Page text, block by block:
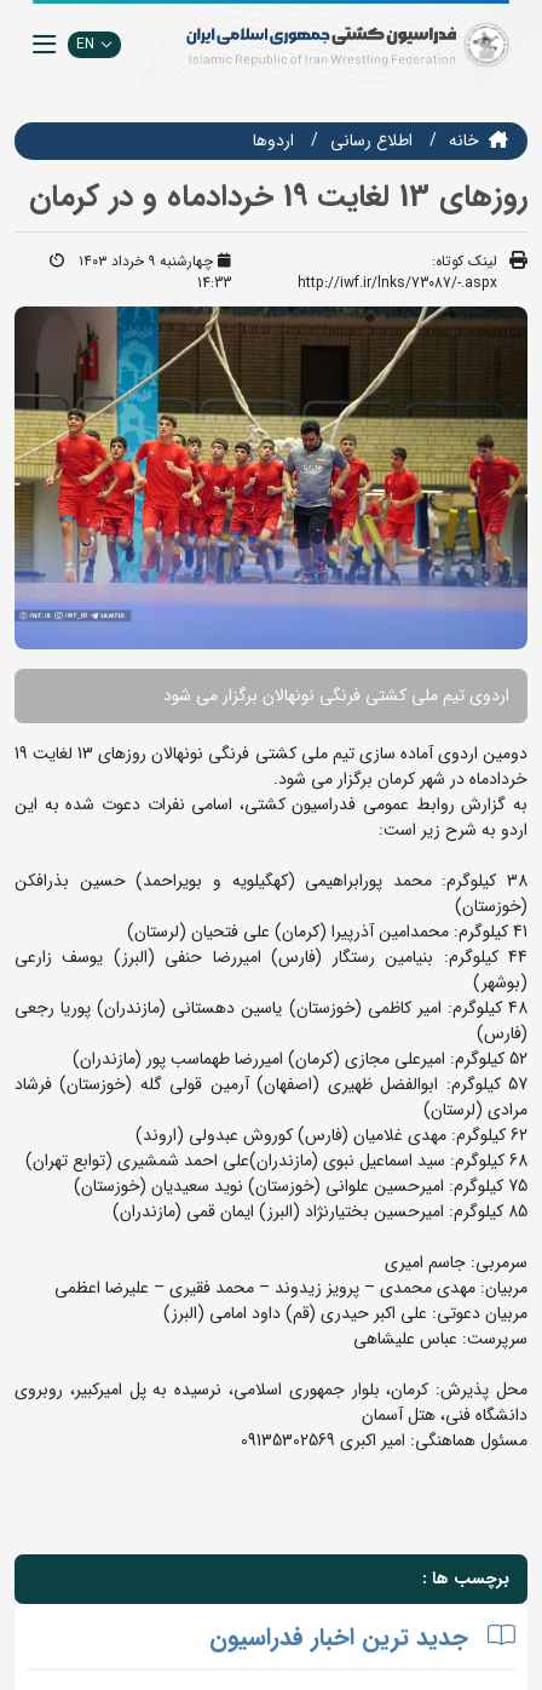
EN
خانه اطلاع رسانی اردوها
روزهای 13 لغایت 19 خردادماه و در کرمان
لینک کوتاه:
http://iwf.ir/lnks/73087/-.aspx
چهارشنبه ۹ خرداد ۱۴۰۳
14:33
اردوی تیم ملی کشتی فرنگی نونهالان برگزار می شود
دومین اردوی آماده سازی تیم ملی کشتی فرنگی نونهالان روزهای 13 لغایت 19
خردادماه در شهر کرمان برگزار می شود.
به گزارش روابط عمومی فدراسیون کشتی، اسامی نفرات دعوت شده به این
اردو به شرح زیر است:
38 کیلوگرم: محمد پورابراهیمی (کهگیلویه و بویراحمد) حسین بذرافکن
(خوزستان)
41 کیلوگرم: محمدامین آذرپیرا (کرمان) علی فتحیان (لرستان)
44 کیلوگرم: بنیامین رستگار (فارس) امیررضا حنفی (البرز) یوسف زارعی
(بوشهر)
48 کیلوگرم: امیر کاظمی (خوزستان) یاسین دهستانی (مازندران) پوریا رجعی
(فارس)
52 کیلوگرم: امیرعلی مجازی (کرمان) امیررضا طهماسب پور (مازندران)
57 کیلوگرم: ابوالفضل ظهیری (اصفهان) آرمین قولی گله (خوزستان) فرشاد
مرادی (لرستان)
62 کیلوگرم: مهدی غلامیان (فارس) کوروش عبدولی (اروند)
68 کیلوگرم: سید اسماعیل نبوی (مازندران)علی احمد شمشیری (توابع تهران)
75 کیلوگرم: امیرحسین علوانی (خوزستان) نوید سعیدیان (خوزستان)
85 کیلوگرم: امیرحسین بختیارنژاد (البرز) ایمان قمی (مازندران)
سرمربی: جاسم امیری
مربیان: مهدی محمدی – پرویز زیدوند – محمد فقیری – علیرضا اعظمی
مربیان دعوتی: علی اکبر حیدری (قم) داود امامی (البرز)
سرپرست: عباس علیشاهی
محل پذیرش: کرمان، بلوار جمهوری اسلامی، نرسیده به پل امیرکبیر، روبروی
دانشگاه فنی، هتل آسمان
مسئول هماهنگی: امیر اکبری 09135302569
برچسب ها :
جدید ترین اخبار فدراسیون